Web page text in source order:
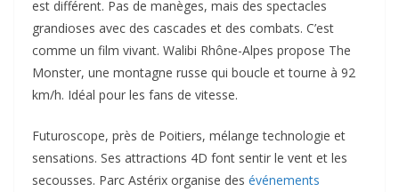
est différent. Pas de manèges, mais des spectacles
grandioses avec des cascades et des combats. C’est
comme un film vivant. Walibi Rhône-Alpes propose The
Monster, une montagne russe qui boucle et tourne à 92
km/h. Idéal pour les fans de vitesse.
Futuroscope, près de Poitiers, mélange technologie et
sensations. Ses attractions 4D font sentir le vent et les
secousses. Parc Astérix organise des événements